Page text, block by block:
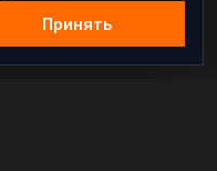
Принять